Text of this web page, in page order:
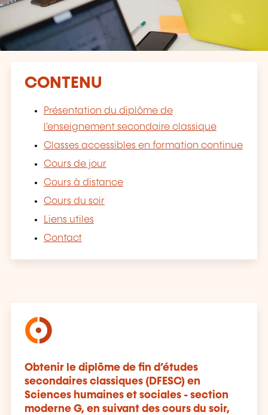
CONTENU
Présentation du diplôme de
l'enseignement secondaire classique
Classes accessibles en formation continue
Cours de jour
Cours à distance
Cours du soir
Liens utiles
Contact
Obtenir le diplôme de fin d’études
secondaires classiques (DFESC) en
Sciences humaines et sociales - section
moderne G, en suivant des cours du soir,